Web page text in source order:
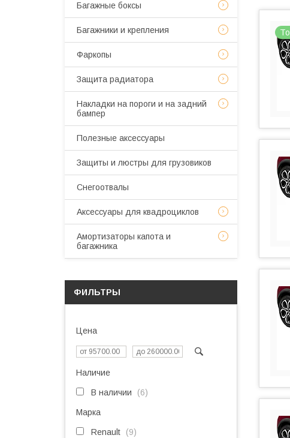
Багажные боксы
Багажники и крепления
Фаркопы
Защита радиатора
Накладки на пороги и на задний
бампер
Полезные аксессуары
Защиты и люстры для грузовиков
Снегоотвалы
Аксессуары для квадроциклов
Амортизаторы капота и
багажника
ФИЛЬТРЫ
Цена
Наличие
В наличии 6
Марка
Renault 9